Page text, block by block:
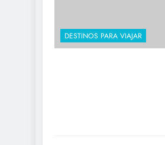
DESTINOS PARA VIAJAR